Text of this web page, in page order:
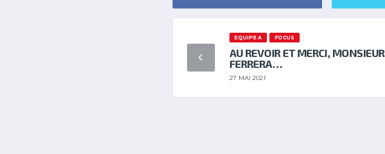
EQUIPE A FOCUS
AU REVOIR ET MERCI, MONSIEUR
FERRERA…
27 MAI 2021